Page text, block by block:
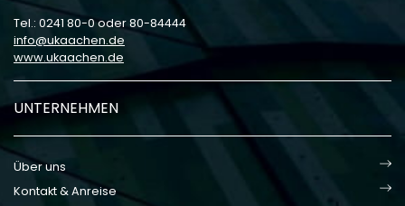
Tel.: 0241 80-0 oder 80-84444
info
ukaachen de
www.ukaachen.de
UNTERNEHMEN
Über uns
Kontakt & Anreise